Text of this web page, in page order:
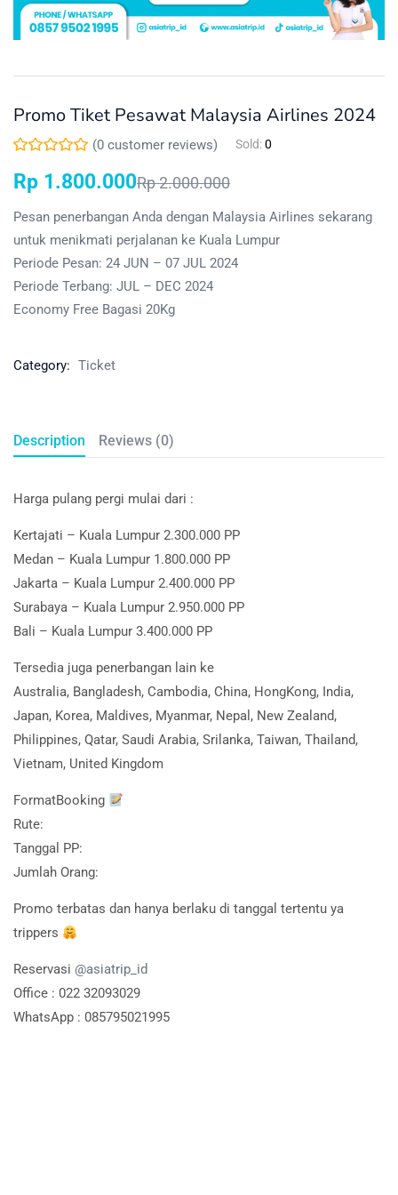
Promo Tiket Pesawat Malaysia Airlines 2024
(0 customer reviews) Sold:0
Rp 1.800.000Rp2.000.000
Pesan penerbangan Anda dengan Malaysia Airlines sekarang
untuk menikmati perjalanan ke Kuala Lumpur
Periode Pesan: 24 JUN – 07 JUL 2024
Periode Terbang: JUL – DEC 2024
Economy Free Bagasi 20Kg
Category: Ticket
Description Reviews (0)
Harga pulang pergi mulai dari :
Kertajati – Kuala Lumpur 2.300.000 PP
Medan – Kuala Lumpur 1.800.000 PP
Jakarta – Kuala Lumpur 2.400.000 PP
Surabaya – Kuala Lumpur 2.950.000 PP
Bali – Kuala Lumpur 3.400.000 PP
Tersedia juga penerbangan lain ke
Australia, Bangladesh, Cambodia, China, HongKong, India,
Japan, Korea, Maldives, Myanmar, Nepal, New Zealand,
Philippines, Qatar, Saudi Arabia, Srilanka, Taiwan, Thailand,
Vietnam, United Kingdom
FormatBooking
Rute:
Tanggal PP:
Jumlah Orang:
Promo terbatas dan hanya berlaku di tanggal tertentu ya
trippers
Reservasi @asiatrip_id
Office : 022 32093029
WhatsApp : 085795021995